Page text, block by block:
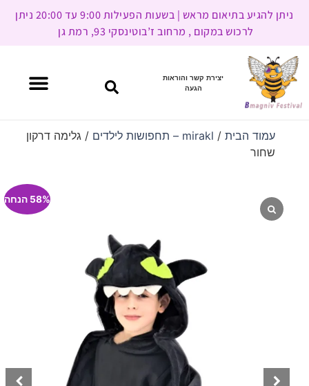
ניתן להגיע בתיאום מראש | בשעות הפעילות 9:00 עד 20:00 ניתן
לרכוש במקום , מרחוב ז’בוטינסקי 93, רמת גן
יצירת קשר והוראות
הגעה
עמוד הבית/ mirakl – תחפושות לילדים
/ גלימה דרקון
שחור
58% הנחה